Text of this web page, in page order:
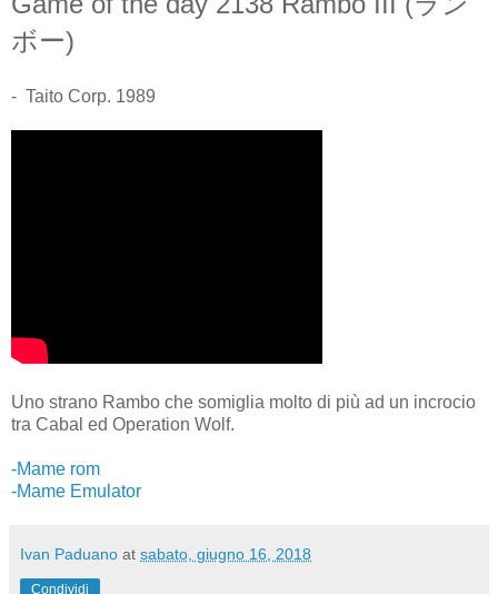
ボー)
- Taito Corp. 1989
Uno strano Rambo che somiglia molto di più ad un incrocio
tra Cabal ed Operation Wolf.
-Mame rom
-Mame Emulator
Ivan Paduano at sabato, giugno 16, 2018
Condividi